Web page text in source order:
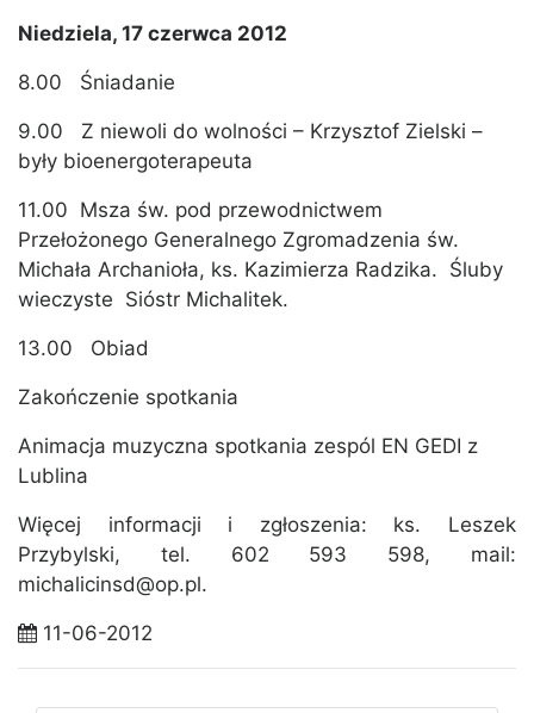
Niedziela, 17 czerwca 2012
8.00 Śniadanie
9.00 Z niewoli do wolności – Krzysztof Zielski –
były bioenergoterapeuta
11.00 Msza św. pod przewodnictwem
Przełożonego Generalnego Zgromadzenia św.
Michała Archanioła, ks. Kazimierza Radzika. Śluby
wieczyste Sióstr Michalitek.
13.00 Obiad
Zakończenie spotkania
Animacja muzyczna spotkania zespól EN GEDI z
Lublina
Więcej informacji i zgłoszenia: ks. Leszek
Przybylski, tel. 602 593 598, mail:
michalicinsd@op.pl.
11-06-2012